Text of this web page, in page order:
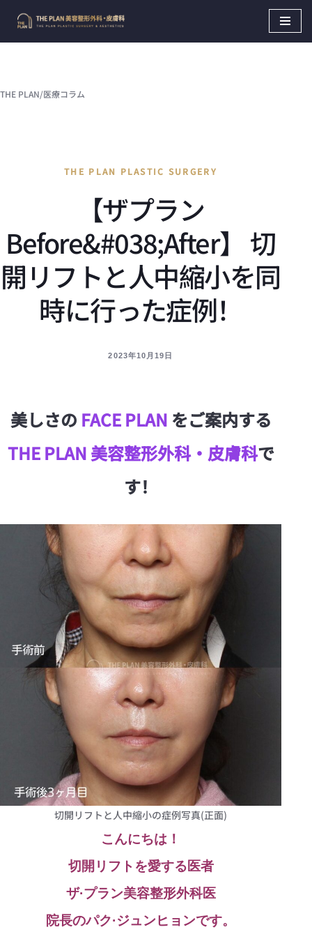
THE PLAN/医療コラム
THE PLAN PLASTIC SURGERY
【ザプラン
Before&#038;After】 切
開リフトと人中縮小を同
時に行った症例！
2023年10月19日
美しさの FACE PLAN をご案内する
THE PLAN 美容整形外科・皮膚科で
す！
切開リフトと人中縮小の症例写真(正面)
こんにちは！
切開リフトを愛する医者
ザ·プラン美容整形外科医
院長のパク·ジュンヒョンです。